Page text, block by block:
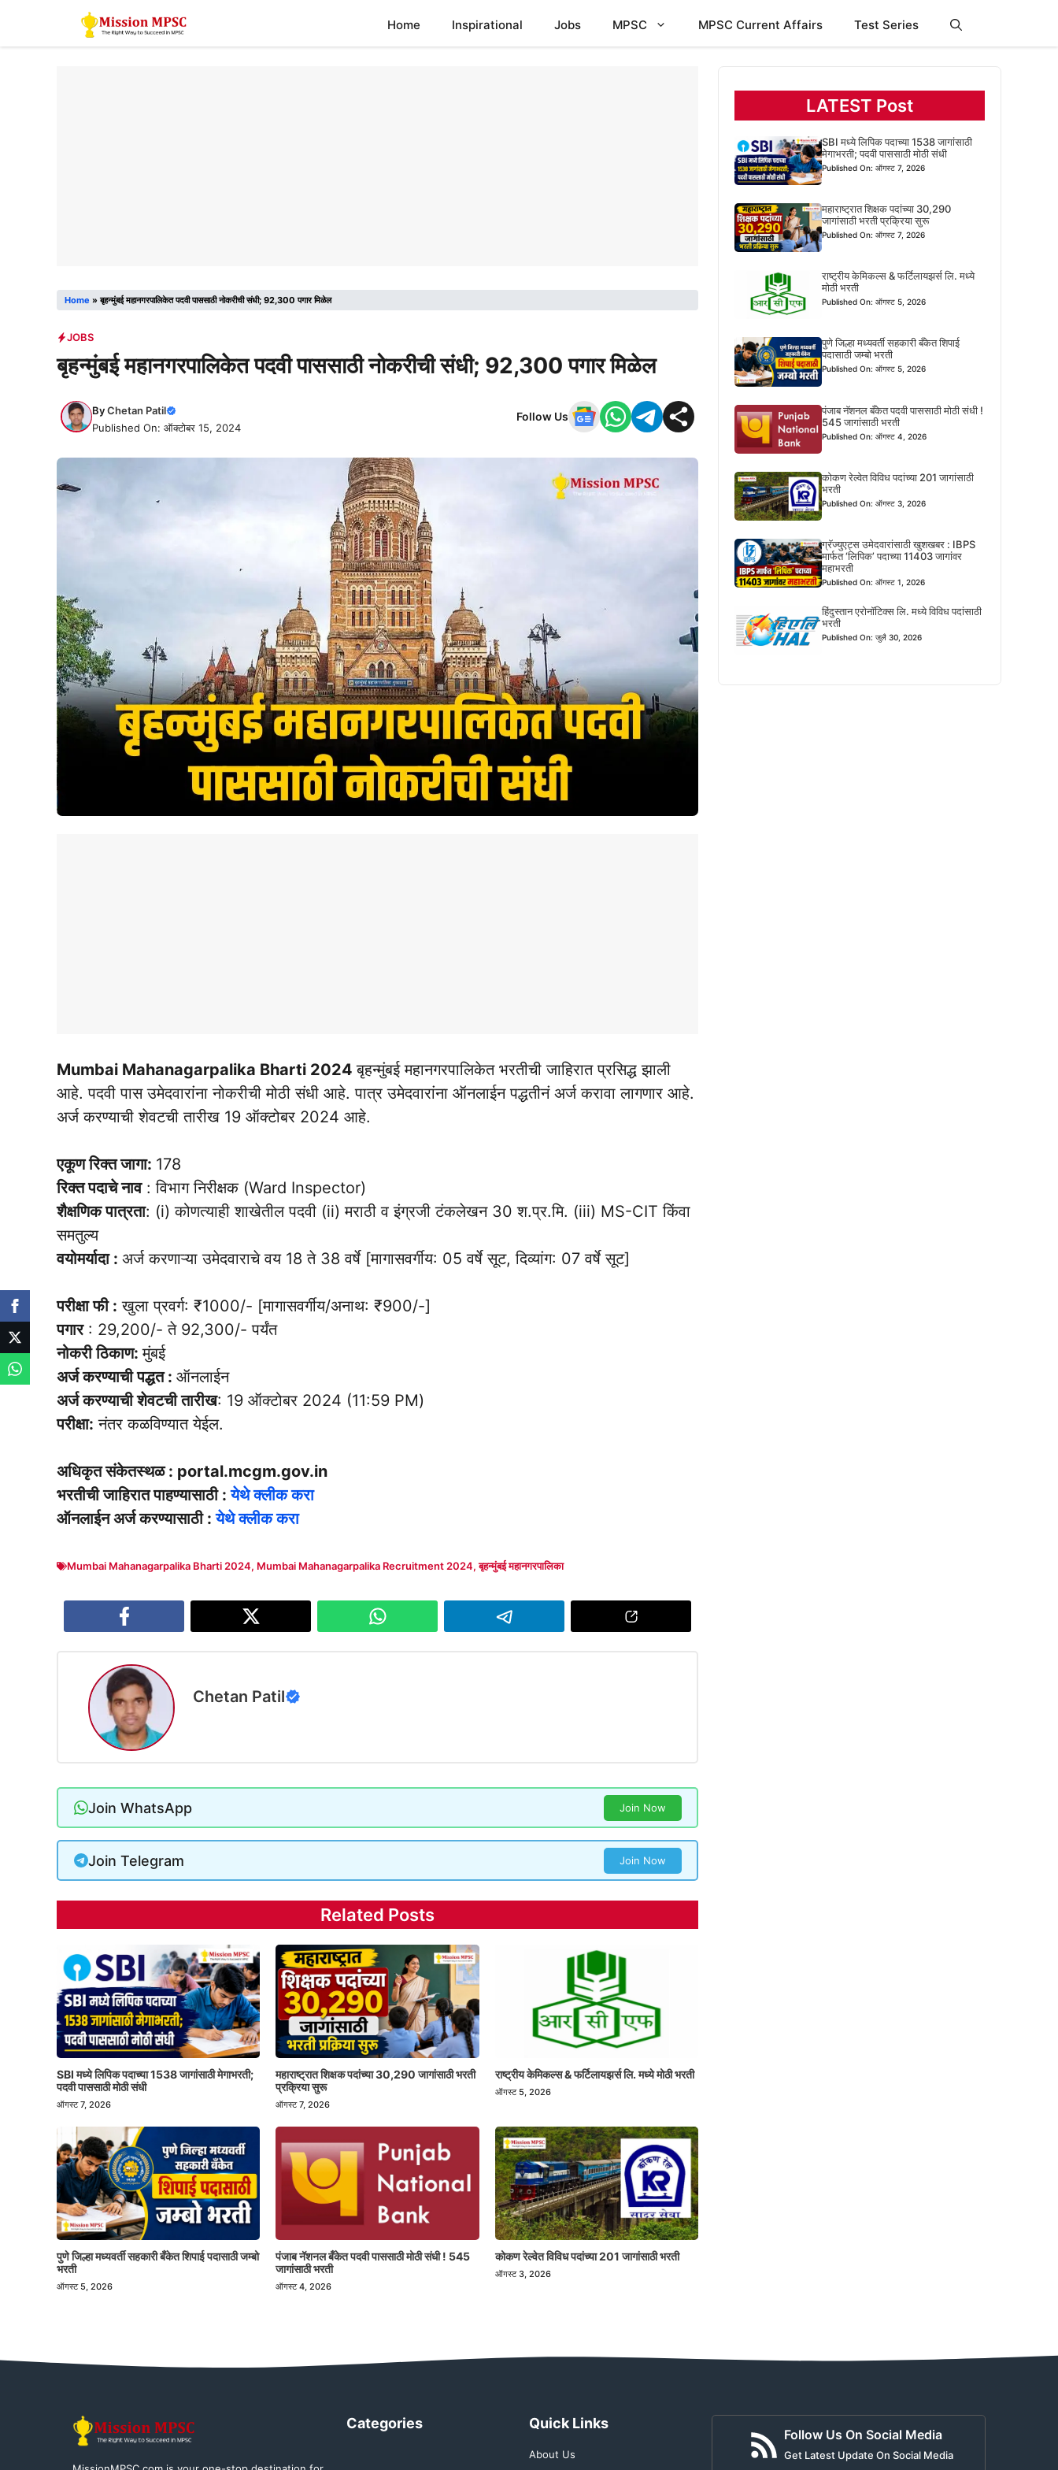
Home Inspirational Jobs MPSC MPSC Current Affairs Test Series
Home »बृहन्मुंबई महानगरपालिकेत पदवी पाससाठी नोकरीची संधी; 92,300 पगार मिळेल
JOBS
बृहन्मुंबई महानगरपालिकेत पदवी पाससाठी नोकरीची संधी; 92,300 पगार मिळेल
ByChetan Patil
Published On: ऑक्टोबर 15, 2024
Follow Us
Mumbai Mahanagarpalika Bharti 2024बृहन्मुंबई महानगरपालिकेत भरतीची जाहिरात प्रसिद्ध झाली
आहे. पदवी पास उमेदवारांना नोकरीची मोठी संधी आहे. पात्र उमेदवारांना ऑनलाईन पद्धतीनं अर्ज करावा लागणार आहे.
अर्ज करण्याची शेवटची तारीख 19 ऑक्टोबर 2024 आहे.
एकूण रिक्त जागा: 178
रिक्त पदाचे नाव: विभाग निरीक्षक (Ward Inspector)
शैक्षणिक पात्रता: (i) कोणत्याही शाखेतील पदवी (ii) मराठी व इंग्रजी टंकलेखन 30 श.प्र.मि. (iii) MS-CIT किंवा
समतुल्य
वयोमर्यादा : अर्ज करणाऱ्या उमेदवाराचे वय 18 ते 38 वर्षे [मागासवर्गीय: 05 वर्षे सूट, दिव्यांग: 07 वर्षे सूट]
परीक्षा फी : खुला प्रवर्ग: ₹1000/- [मागासवर्गीय/अनाथ: ₹900/-]
पगार: 29,200/- ते 92,300/- पर्यंत
नोकरी ठिकाण:मुंबई
अर्ज करण्याची पद्धत : ऑनलाईन
अर्ज करण्याची शेवटची तारीख: 19 ऑक्टोबर 2024 (11:59 PM)
परीक्षा: नंतर कळविण्यात येईल.
अधिकृत संकेतस्थळ : portal.mcgm.gov.in
भरतीची जाहिरात पाहण्यासाठी :येथे क्लीक करा
ऑनलाईन अर्ज करण्यासाठी :येथे क्लीक करा
Mumbai Mahanagarpalika Bharti 2024, Mumbai Mahanagarpalika Recruitment 2024,बृहन्मुंबई महानगरपालिका
Chetan Patil
Join WhatsApp Join Now
Join Telegram Join Now
Related Posts
SBI मध्ये लिपिक पदाच्या 1538 जागांसाठी मेगाभरती;
पदवी पाससाठी मोठी संधी
ऑगस्ट 7, 2026
महाराष्ट्रात शिक्षक पदांच्या 30,290 जागांसाठी भरती
प्रक्रिया सुरू
ऑगस्ट 7, 2026
राष्ट्रीय केमिकल्स & फर्टिलायझर्स लि. मध्ये मोठी भरती
ऑगस्ट 5, 2026
पुणे जिल्हा मध्यवर्ती सहकारी बँकेत शिपाई पदासाठी जम्बो
भरती
ऑगस्ट 5, 2026
पंजाब नॅशनल बँकेत पदवी पाससाठी मोठी संधी ! 545
जागांसाठी भरती
ऑगस्ट 4, 2026
कोकण रेल्वेत विविध पदांच्या 201 जागांसाठी भरती
ऑगस्ट 3, 2026
LATEST Post
SBI मध्ये लिपिक पदाच्या 1538 जागांसाठी
मेगाभरती; पदवी पाससाठी मोठी संधी
Published On: ऑगस्ट 7, 2026
महाराष्ट्रात शिक्षक पदांच्या 30,290
जागांसाठी भरती प्रक्रिया सुरू
Published On: ऑगस्ट 7, 2026
राष्ट्रीय केमिकल्स & फर्टिलायझर्स लि. मध्ये
मोठी भरती
Published On: ऑगस्ट 5, 2026
पुणे जिल्हा मध्यवर्ती सहकारी बँकेत शिपाई
पदासाठी जम्बो भरती
Published On: ऑगस्ट 5, 2026
पंजाब नॅशनल बँकेत पदवी पाससाठी मोठी संधी !
545 जागांसाठी भरती
Published On: ऑगस्ट 4, 2026
कोकण रेल्वेत विविध पदांच्या 201 जागांसाठी
भरती
Published On: ऑगस्ट 3, 2026
ग्रॅज्युएट्स उमेदवारांसाठी खुशखबर : IBPS
मार्फत ‘लिपिक’ पदाच्या 11403 जागांवर
महाभरती
Published On: ऑगस्ट 1, 2026
हिंदुस्तान एरोनॉटिक्स लि. मध्ये विविध पदांसाठी
भरती
Published On: जुलै 30, 2026
Categories Quick Links
About Us
Follow Us On Social Media
Get Latest Update On Social Media